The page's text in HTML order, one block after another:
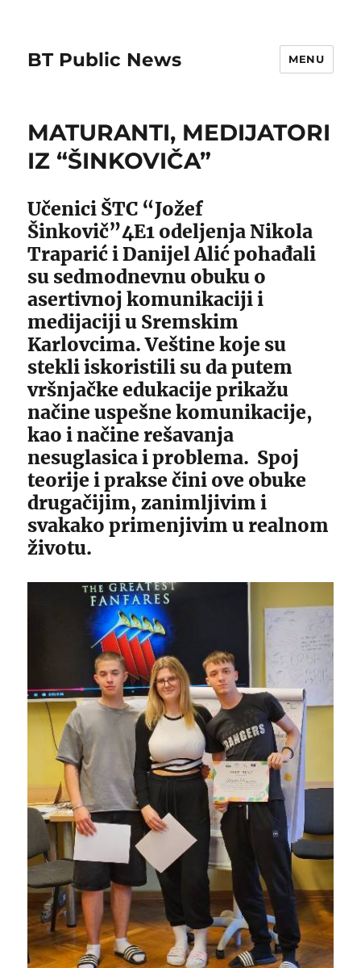
BT Public News MENU
MATURANTI, MEDIJATORI
IZ “ŠINKOVIČA”
Učenici ŠTC “Jožef
Šinkovič”4E1 odeljenja Nikola
Traparić i Danijel Alić pohađali
su sedmodnevnu obuku o
asertivnoj komunikaciji i
medijaciji u Sremskim
Karlovcima. Veštine koje su
stekli iskoristili su da putem
vršnjačke edukacije prikažu
načine uspešne komunikacije,
kao i načine rešavanja
nesuglasica i problema. Spoj
teorije i prakse čini ove obuke
drugačijim, zanimljivim i
svakako primenjivim u realnom
životu.